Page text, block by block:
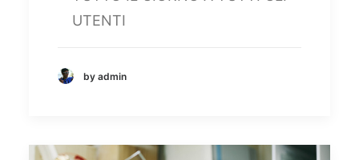
UTENTI
by admin